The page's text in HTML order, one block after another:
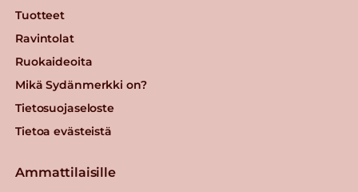
Tuotteet
Ravintolat
Ruokaideoita
Mikä Sydänmerkki on?
Tietosuojaseloste
Tietoa evästeistä
Ammattilaisille